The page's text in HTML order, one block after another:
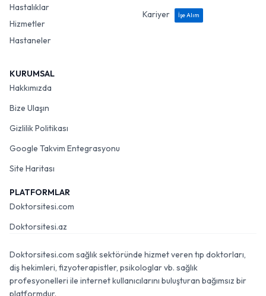
Hastalıklar
Hizmetler
Hastaneler
Kariyer
İşe Alım
KURUMSAL
Hakkımızda
Bize Ulaşın
Gizlilik Politikası
Google Takvim Entegrasyonu
Site Haritası
PLATFORMLAR
Doktorsitesi.com
Doktorsitesi.az
Doktorsitesi.com sağlık sektöründe hizmet veren tıp doktorları,
diş hekimleri, fizyoterapistler, psikologlar vb. sağlık
profesyonelleri ile internet kullanıcılarını buluşturan bağımsız bir
platformdur.